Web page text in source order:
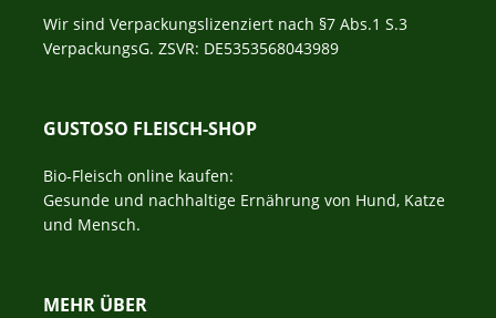
Wir sind Verpackungslizenziert nach §7 Abs.1 S.3
VerpackungsG. ZSVR: DE5353568043989
GUSTOSO FLEISCH-SHOP
Bio-Fleisch online kaufen:
Gesunde und nachhaltige Ernährung von Hund, Katze
und Mensch.
MEHR ÜBER